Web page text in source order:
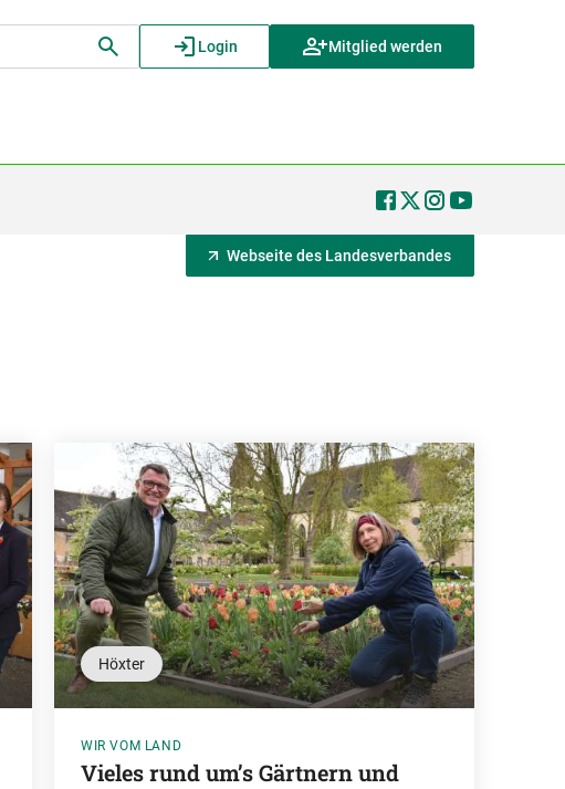
Login Mitglied werden
Webseite des Landesverbandes
Höxter
WIR VOM LAND
Vieles rund um’s Gärtnern und